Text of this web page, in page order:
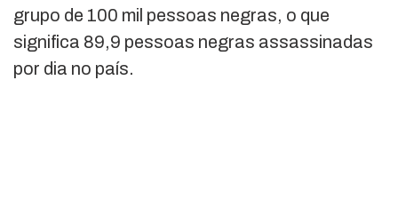
grupo de 100 mil pessoas negras, o que
significa 89,9 pessoas negras assassinadas
por dia no país.